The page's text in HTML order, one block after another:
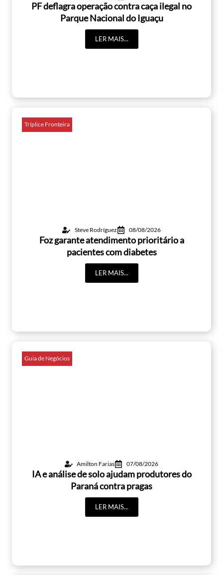
PF deflagra operação contra caça ilegal no
Parque Nacional do Iguaçu
LER MAIS...
Tríplice Fronteira
Steve Rodríguez 08/08/2026
Foz garante atendimento prioritário a
pacientes com diabetes
LER MAIS...
Guia de Negócios
Amilton Farias 07/08/2026
IA e análise de solo ajudam produtores do
Paraná contra pragas
LER MAIS...